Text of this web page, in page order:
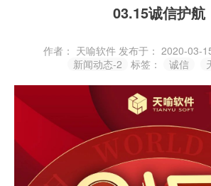
03.15诚信护航
作者： 天喻软件 发布于： 2020-03-
新闻动态-2
标签： 诚信